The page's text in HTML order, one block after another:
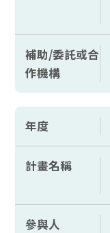
補助/委託或合
作機構
年度
計畫名稱
參與人